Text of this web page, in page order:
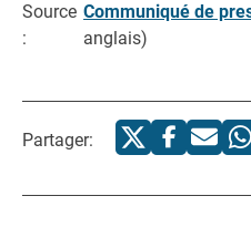
Source
:
Communiqué de
anglais)
Partager: